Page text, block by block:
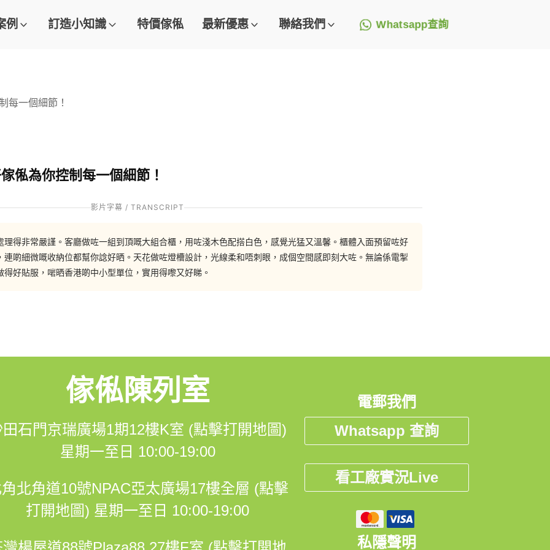
例 訂造小知識 特價傢俬 最新優惠 聯絡我們 Whatsapp查詢
每一個細節！
俬為你控制每一個細節！
影片字幕 / TRANSCRIPT
得非常嚴謹。客廳做咗一組到頂嘅大組合櫃，用咗淺木色配搭白色，感覺光猛又溫馨。櫃體入面預留咗好
啲細微嘅收納位都幫你諗好晒。天花做咗燈槽設計，光線柔和唔刺眼，成個空間感即刻大咗。無論係電掣
好貼服，啱晒香港啲中小型單位，實用得嚟又好睇。
傢俬陳列室
石門京瑞廣場1期12樓K室 (點擊打開地圖)
星期一至日 10:00-19:00
北角道10號NPAC亞太廣場17樓全層 (點擊
打開地圖) 星期一至日 10:00-19:00
電郵我們
Whatsapp 查詢
看工廠實況Live
私隱聲明